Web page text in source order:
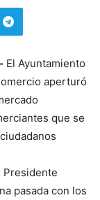
El Ayuntamiento
aperturó
que se
Presidente
pasada con los